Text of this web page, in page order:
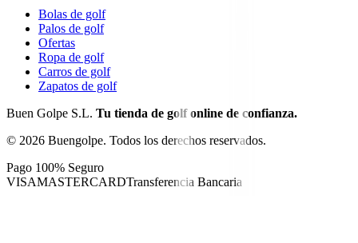
Bolas de golf
Palos de golf
Ofertas
Ropa de golf
Carros de golf
Zapatos de golf
Buen Golpe S.L. Tu tienda de golf online de confianza.
© 2026 Buengolpe. Todos los derechos reservados.
Pago 100% Seguro
VISAMASTERCARDTransferencia Bancaria